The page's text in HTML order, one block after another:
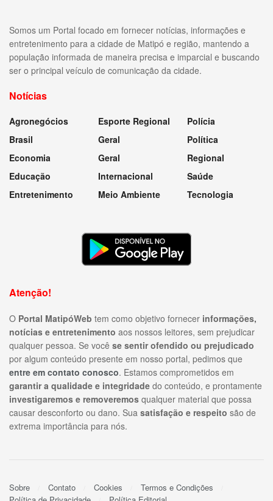
Somos um Portal focado em fornecer notícias, informações e
entretenimento para a cidade de Matipó e região, mantendo a
população informada de maneira precisa e imparcial e buscando
ser o principal veículo de comunicação da cidade.
Notícias
Agronegócios
Brasil
Economia
Educação
Entretenimento
Esporte Regional
Geral
Geral
Internacional
Meio Ambiente
Polícia
Política
Regional
Saúde
Tecnologia
Atenção!
O Portal MatipóWeb tem como objetivo fornecer informações,
notícias e entretenimento aos nossos leitores, sem prejudicar
qualquer pessoa. Se você se sentir ofendido ou prejudicado
por algum conteúdo presente em nosso portal, pedimos que
entre em contato conosco. Estamos comprometidos em
garantir a qualidade e integridade do conteúdo, e prontamente
investigaremos e removeremos qualquer material que possa
causar desconforto ou dano. Sua satisfação e respeito são de
extrema importância para nós.
Sobre Contato Cookies
Termos e Condições